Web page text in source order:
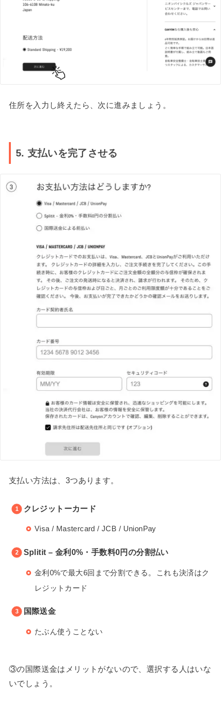
住所を入力し終えたら、次に進みましょう。
5. 支払いを完了させる
支払い方法は、3つあります。
クレジットーカード
Visa / Mastercard / JCB / UnionPay
Splitit – 金利0%・手数料0円の分割払い
金利0%で最大6回まで分割できる 。
これも決済はク
レジットカード
国際送金
たぶん使うことない
③の国際送金はメリットがないので、選択する人はいな
いでしょう。